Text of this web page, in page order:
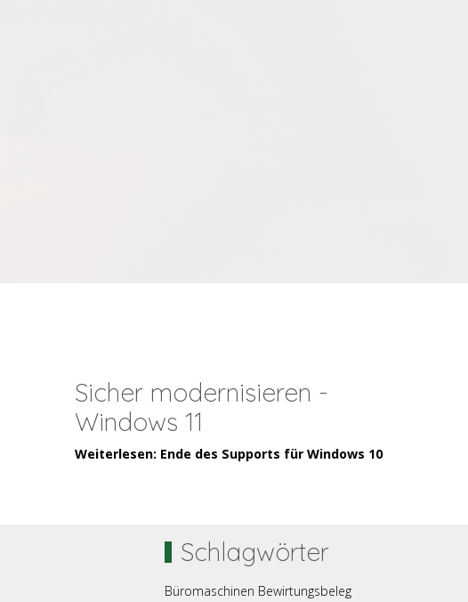
Sicher modernisieren -
Windows 11
Weiterlesen: Ende des Supports für Windows 10
Schlagwörter
Büromaschinen Bewirtungsbeleg